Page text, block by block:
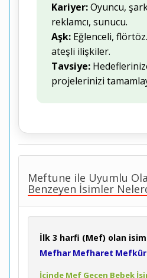
Kariyer:Oyuncu,
reklamcı, sunucu.
Aşk: Eğlenceli,
ateşli ilişkiler.
Tavsiye:
projelerinizi
Meftune ile Uyumlu
Benzeyen İsimler
İlk 3 harfi (Mef) olan
Mefhar Mefharet
İçinde Mef Geçen Bebek